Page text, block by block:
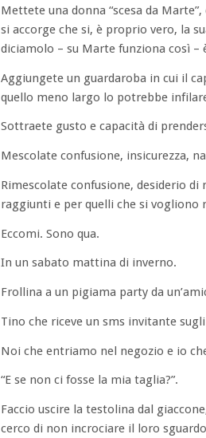
Mettete una donna “scesa da
si accorge che si, è proprio vero, la
diciamolo – su Marte funziona così
Aggiungete un guardaroba in cui il
quello meno largo lo potrebbe
Sottraete gusto e capacità di
Mescolate confusione, insicurezza,
Rimescolate confusione, desiderio
raggiunti e per quelli che si vogliono
Eccomi. Sono qua.
In un sabato mattina di inverno.
Frollina a un pigiama party da
Tino che riceve un sms invitante
Noi che entriamo nel negozio e io
“E se non ci fosse la mia taglia?”.
Faccio uscire la testolina dal
cerco di non incrociare il loro